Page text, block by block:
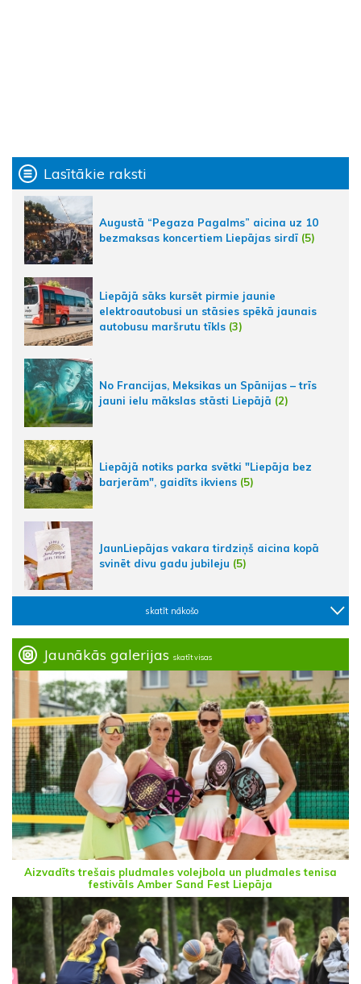
Lasītākie raksti
Augustā “Pegaza Pagalms” aicina uz 10
bezmaksas koncertiem Liepājas sirdī (5)
Liepājā sāks kursēt pirmie jaunie
elektroautobusi un stāsies spēkā jaunais
autobusu maršrutu tīkls (3)
No Francijas, Meksikas un Spānijas – trīs
jauni ielu mākslas stāsti Liepājā (2)
Liepājā notiks parka svētki "Liepāja bez
barjerām", gaidīts ikviens (5)
JaunLiepājas vakara tirdziņš aicina kopā
svinēt divu gadu jubileju (5)
skatīt nākošo
Jaunākās galerijas skatīt visas
Aizvadīts trešais pludmales volejbola un pludmales tenisa
festivāls Amber Sand Fest Liepāja